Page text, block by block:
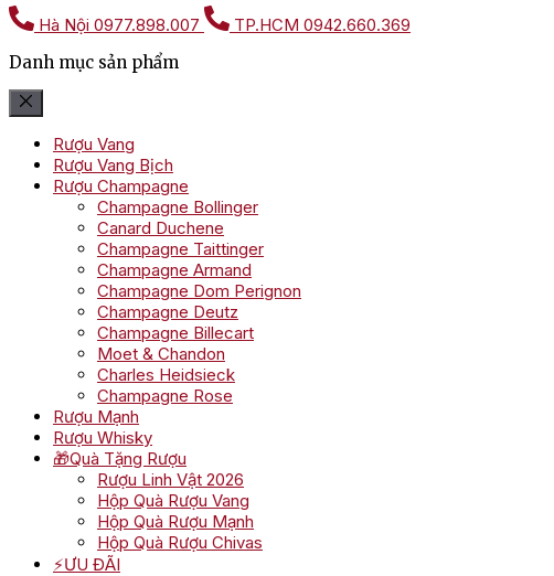
Hà Nội 0977.898.007 TP.HCM 0942.660.369
Danh mục sản phẩm
Rượu Vang
Rượu Vang Bịch
Rượu Champagne
Champagne Bollinger
Canard Duchene
Champagne Taittinger
Champagne Armand
Champagne Dom Perignon
Champagne Deutz
Champagne Billecart
Moet & Chandon
Charles Heidsieck
Champagne Rose
Rượu Mạnh
Rượu Whisky
🎁Quà Tặng Rượu
Rượu Linh Vật 2026
Hộp Quà Rượu Vang
Hộp Quà Rượu Mạnh
Hộp Quà Rượu Chivas
⚡ƯU ĐÃI